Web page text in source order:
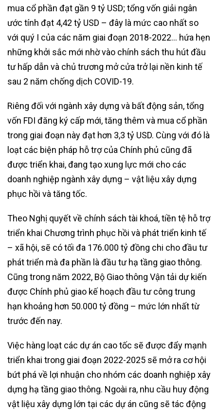
mua cổ phần đạt gần 9 tỷ USD; tổng vốn giải ngân
ước tính đạt 4,42 tỷ USD – đây là mức cao nhất so
với quý I của các năm giai đoạn 2018-2022… hứa hẹn
những khởi sắc mới nhờ vào chính sách thu hút đầu
tư hấp dẫn và chủ trương mở cửa trở lại nền kinh tế
sau 2 năm chống dịch COVID-19.
Riêng đối với ngành xây dựng và bất động sản, tổng
vốn FDI đăng ký cấp mới, tăng thêm và mua cổ phần
trong giai đoạn này đạt hơn 3,3 tỷ USD. Cùng với đó là
loạt các biện pháp hỗ trợ của Chính phủ cũng đã
được triển khai, đang tạo xung lực mới cho các
doanh nghiệp ngành xây dựng – vật liệu xây dựng
phục hồi và tăng tốc.
Theo Nghị quyết về chính sách tài khoá, tiền tệ hỗ trợ
triển khai Chương trình phục hồi và phát triển kinh tế
– xã hội, sẽ có tối đa 176.000 tỷ đồng chi cho đầu tư
phát triển mà đa phần là đầu tư hạ tầng giao thông.
Cũng trong năm 2022, Bộ Giao thông Vận tải dự kiến
được Chính phủ giao kế hoạch đầu tư công trung
hạn khoảng hơn 50.000 tỷ đồng – mức lớn nhất từ
trước đến nay.
Việc hàng loạt các dự án cao tốc sẽ được đẩy mạnh
triển khai trong giai đoạn 2022-2025 sẽ mở ra cơ hội
bứt phá về lợi nhuận cho nhóm các doanh nghiệp xây
dựng hạ tầng giao thông. Ngoài ra, nhu cầu huy động
vật liệu xây dựng lớn tại các dự án cũng sẽ tác động